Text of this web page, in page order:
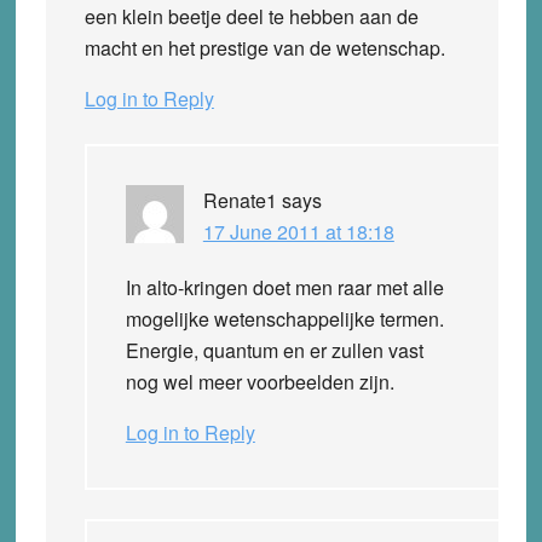
een klein beetje deel te hebben aan de
macht en het prestige van de wetenschap.
Log in to Reply
Renate1 says
17 June 2011 at 18:18
In alto-kringen doet men raar met alle
mogelijke wetenschappelijke termen.
Energie, quantum en er zullen vast
nog wel meer voorbeelden zijn.
Log in to Reply